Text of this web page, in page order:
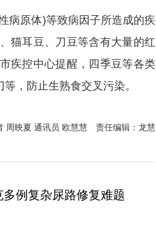
病原体)等致病因子所造成的疾
猫耳豆、刀豆等含有大量的红
疾控中心提醒，四季豆等各类
，防止生熟食交叉污染。
周映夏 通讯员 欧慧慧 责任编辑：龙慧
例复杂尿路修复难题